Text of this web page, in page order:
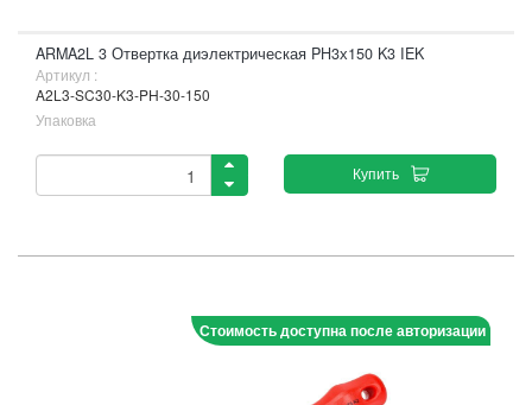
ARMA2L 3 Отвертка диэлектрическая PH3х150 K3 IEK
Артикул :
A2L3-SC30-K3-PH-30-150
Упаковка
Купить
Стоимость доступна после авторизации